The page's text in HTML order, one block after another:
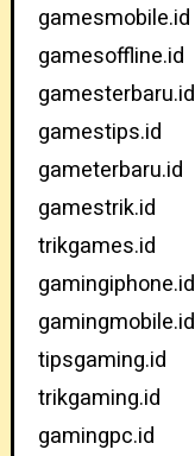
gamesmobile.id
gamesoffline.id
gamesterbaru.id
gamestips.id
gameterbaru.id
gamestrik.id
trikgames.id
gamingiphone.id
gamingmobile.id
tipsgaming.id
trikgaming.id
gamingpc.id